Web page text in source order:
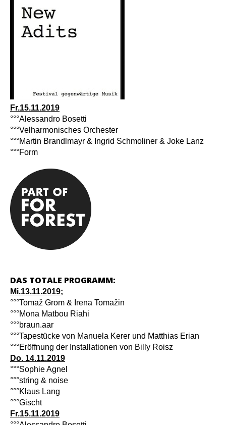
Fr.15.11.2019
°°°Alessandro Bosetti
°°°Velharmonisches Orchester
°°°Martin Brandlmayr & Ingrid Schmoliner & Joke Lanz
°°°Form
DAS TOTALE PROGRAMM:
Mi.13.11.2019;
°°°Tomaž Grom & Irena Tomažin
°°°Mona Matbou Riahi
°°°braun.aar
°°°Tapestücke von Manuela Kerer und Matthias Erian
°°°Eröffnung der Installationen von Billy Roisz
Do. 14.11.2019
°°°Sophie Agnel
°°°string & noise
°°°Klaus Lang
°°°Gischt
Fr.15.11.2019